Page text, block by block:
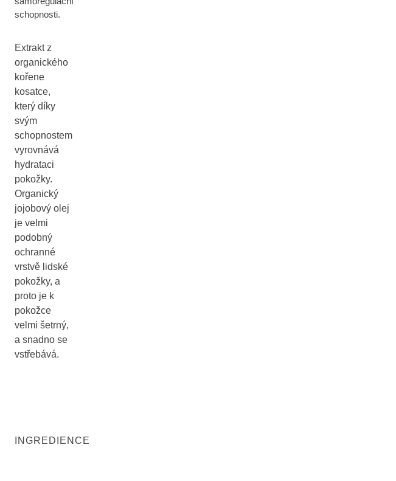
schopnosti.
Extrakt z
organického
kořene
kosatce,
který díky
svým
schopnostem
vyrovnává
hydrataci
pokožky.
Organický
jojobový olej
je velmi
podobný
ochranné
vrstvě lidské
pokožky, a
proto je k
pokožce
velmi šetrný,
a snadno se
vstřebává.
INGREDIENCE